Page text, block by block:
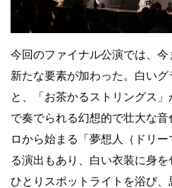
今回のファイナル公演では、
新たな要素が加わった。白い
と、「お茶かるストリングス
で奏でられる幻想的で壮大な
ロから始まる「夢想人（ドリ
る演出もあり、白い衣装に身
ひとりスポットライトを浴び